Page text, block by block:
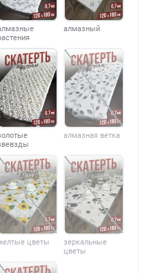
алмазный
алмазная ветка
цветы
зеркальные
цветы